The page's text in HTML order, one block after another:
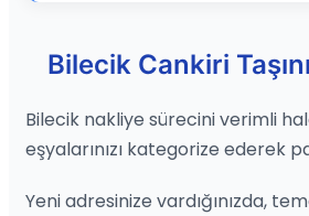
Bilecik Cankiri
Bilecik nakliye sürecini verimli
eşyalarınızı kategorize ederek
Yeni adresinize vardığınızda,